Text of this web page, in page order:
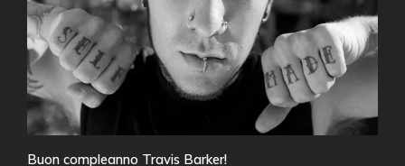
Buon compleanno Travis Barker!